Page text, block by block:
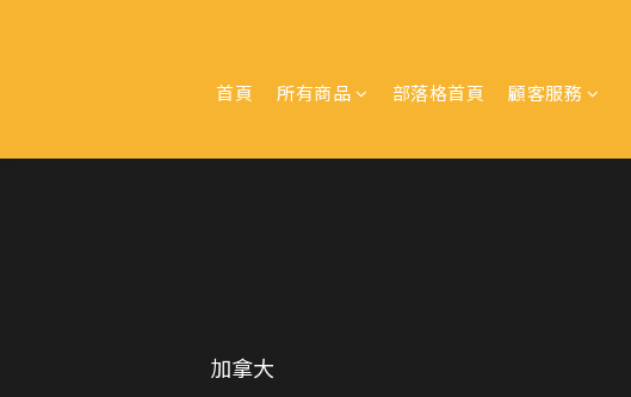
首頁 所有商品 部落格首頁 顧客服務
加拿大